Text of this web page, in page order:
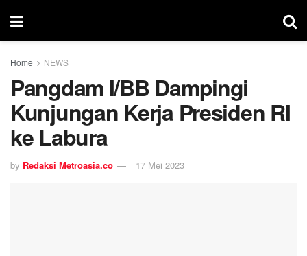
Home NEWS
Pangdam I/BB Dampingi
Kunjungan Kerja Presiden RI
ke Labura
by Redaksi Metroasia.co 17 Mei 2023